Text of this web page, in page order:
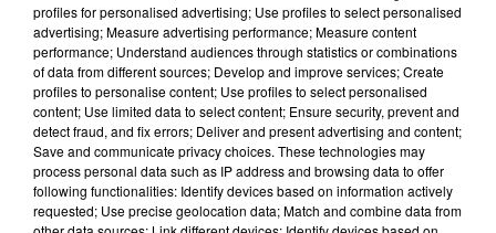
La Ligne des Auditeurs
0:00 2 min 31 sec
9 septembre 2024 - 2 min 31 sec
profiles for personalised advertising; Use profiles to select personalised
advertising; Measure advertising performance; Measure content
performance; Understand audiences through statistics or combinations
of data from different sources; Develop and improve services; Create
profiles to personalise content; Use profiles to select personalised
content; Use limited data to select content; Ensure security, prevent and
detect fraud, and fix errors; Deliver and present advertising and content;
Save and communicate privacy choices. These technologies may
process personal data such as IP address and browsing data to offer
following functionalities: Identify devices based on information actively
requested; Use precise geolocation data; Match and combine data from